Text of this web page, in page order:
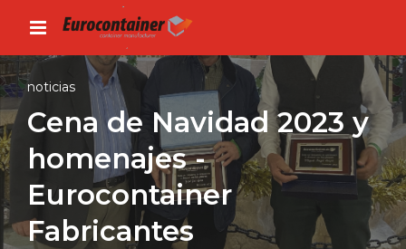
noticias
Cena de Navidad 2023 y
homenajes -
Eurocontainer
Fabricantes